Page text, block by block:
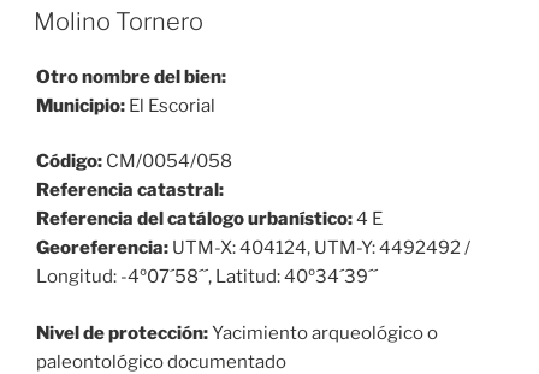
EL
Molino Tornero
Otro nombre del bien:
Municipio: El Escorial
Código: CM/0054/058
Referencia catastral:
Referencia del catálogo urbanístico:4 E
Georeferencia: UTM-X: 404124, UTM-Y: 4492492 /
Longitud: -4º07´58´´, Latitud: 40º34´39´´
Nivel de protección:Yacimiento arqueológico o
paleontológico documentado